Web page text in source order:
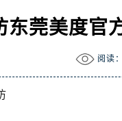
商务中心东塔写字楼
士广场办公楼20层
万达广场写字楼4号楼
东莞美度官
阅读